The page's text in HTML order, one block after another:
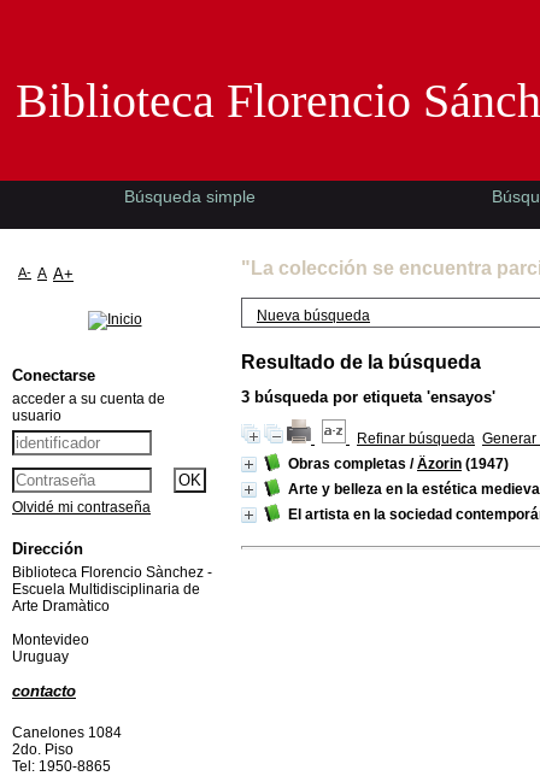
"La colección se encuentra
Nueva búsqueda
Resultado de la búsqueda
3 búsqueda por etiqueta 'ensayos'
Refinar búsqueda Generar
Obras completas /Äzorin (1947)
Arte y belleza en la estética
El artista en la sociedad
Biblioteca Florencio
Búsqueda simple
A- A A+
Conectarse
acceder a su cuenta de
usuario
Olvidé mi contraseña
Dirección
Biblioteca Florencio Sànchez -
Escuela Multidisciplinaria de
Arte Dramàtico
Montevideo
Uruguay
contacto
Canelones 1084
2do. Piso
Tel: 1950-8865